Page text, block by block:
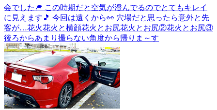
会でした🎆 この時期だと空気が澄んでるのでとてもキレイ
に見えます🎵 今回は遠くから👀 穴場だと思ったら意外と先
客が…花火花火と横顔花火とお尻花火とお尻②花火とお尻③
後ろからあまり撮らない角度から帰りま～す